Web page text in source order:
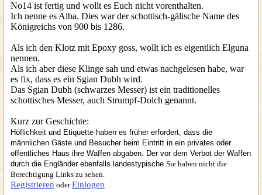
No14 ist fertig und wollt es Euch nicht vorenthalten.
Ich nenne es Alba. Dies war der schottisch-gälische Name des
Königreichs von 900 bis 1286.
Als ich den Klotz mit Epoxy goss, wollt ich es eigentlich Elguna
nennen.
Als ich aber diese Klinge sah und etwas nachgelesen habe, war
es fix, dass es ein Sgian Dubh wird.
Das Sgian Dubh (schwarzes Messer) ist ein traditionelles
schottisches Messer, auch Strumpf-Dolch genannt.
Kurz zur Geschichte:
Höflichkeit und Etiquette haben es früher erfordert, dass die
männlichen Gäste und Besucher beim Eintritt in ein privates oder
öffentliches Haus ihre Waffen abgaben. Der vor dem Verbot der Waffen
durch die Engländer ebenfalls landestypische Sie haben nicht die
Berechtigung Links zu sehen.
Registrieren oderEinlogen